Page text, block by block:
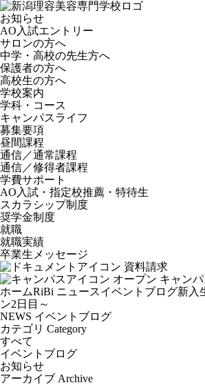
お知らせ
AO入試エントリー
サロンの方へ
中学・高校の先生方へ
保護者の方へ
高校生の方へ
学校案内
学科・コース
キャンパスライフ
募集要項
昼間課程
通信／通常課程
通信／修得者課程
学費サポート
AO入試・指定校推薦・特待生
スカラシップ制度
奨学金制度
就職
就職実績
卒業生メッセージ
資料請求
オープン キャンパ
ホームRiBi ニュースイベントブログ新入
ン2日目～
NEWS イベントブログ
カテゴリ Category
すべて
イベントブログ
お知らせ
アーカイブ Archive